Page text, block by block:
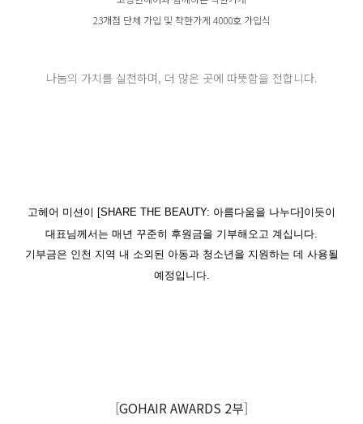
23개점 단체 가입 및 착한가게 4000호 가입식
나눔의 가치를 실천하며, 더 많은 곳에 따뜻함을 전합니다.
고헤어 미션이 [SHARE THE BEAUTY: 아름다움을 나누다]이듯이
대표님께서는 매년 꾸준히 후원금을 기부해오고 계십니다.
기부금은 인천 지역 내 소외된 아동과 청소년을 지원하는 데 사용될
예정입니다.
[GOHAIR AWARDS 2부]